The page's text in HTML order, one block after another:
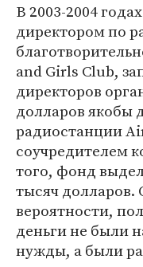
В 2003-2004
директором по
and Girls Club,
директоров
долларов якобы
радиостанции
соучредителем
того, фонд
тысяч долларов.
вероятности,
деньги не были
нужды, а были